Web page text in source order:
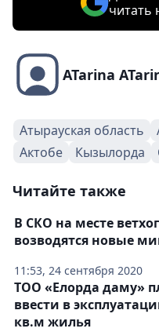
читать
ATarina
Атырауская область
Актобе
Кызылорда
Читайте также
11:53, 24 сентября 2020
В СКО на месте
возводятся новые
ТОО «Елорда даму»
ввести в
кв.м жилья